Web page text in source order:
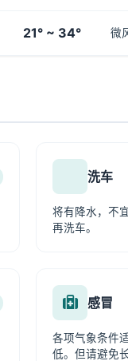
21° ~ 34° 微
洗车
将有降水，不
再洗车。
感冒
各项气象条件
低。但请避免